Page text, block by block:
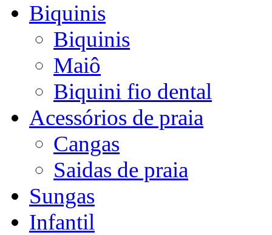
Biquinis
Biquinis
Maiô
Biquini fio dental
Acessórios de praia
Cangas
Saidas de praia
Sungas
Infantil